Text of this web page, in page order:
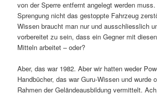
von der Sperre entfernt angelegt werden
Sprengung nicht das gestoppte Fahrzeug
Wissen braucht man nur und ausschliesslich
vorbereitet zu sein, dass ein Gegner mit
Mitteln arbeitet – oder?
Aber, das war 1982. Aber wir hatten weder
Handbücher, das war Guru-Wissen und wurde
Rahmen der Geländeausbildung vermittelt.